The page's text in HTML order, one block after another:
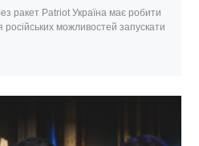
ракет Patriot Україна має робити
можливостей запускати